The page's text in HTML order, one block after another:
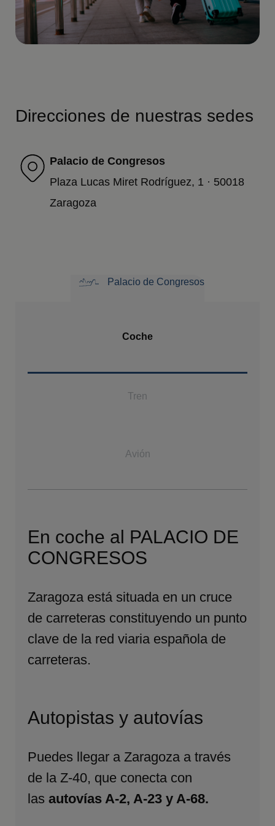
Direcciones de nuestras sedes
Palacio de Congresos
Plaza Lucas Miret Rodríguez, 1 · 50018
Zaragoza
Palacio de Congresos
Coche
Tren
Avión
En coche al PALACIO DE
CONGRESOS
Zaragoza está situada en un cruce
de carreteras constituyendo un punto
clave de la red viaria española de
carreteras.
Autopistas y autovías
Puedes llegar a Zaragoza a través
de la Z-40, que conecta con
lasautovías A-2, A-23 y A-68.